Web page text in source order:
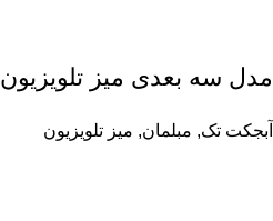
مدل سه بعدی میز تلویزیون 0079
آبجکت تک, مبلمان, میز تلویزیون